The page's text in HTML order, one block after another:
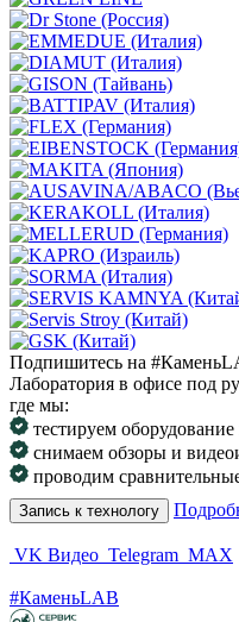
Подпишитесь на
Лаборатория в офисе под
где мы:
тестируем
снимаем обзоры и
проводим
Запись к технологу
VK Видео Telegram MAX
#КаменьLAB